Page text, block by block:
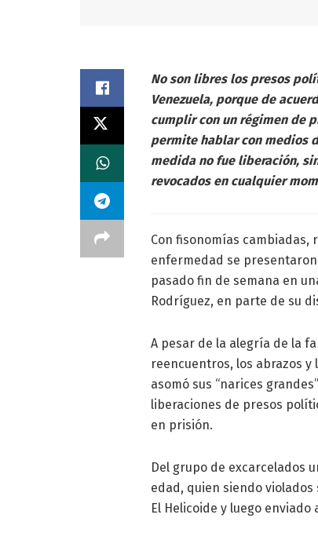
No son libres los presos
Venezuela, porque de
cumplir con un régimen de
permite hablar con medios
medida no fue liberación,
revocados en cualquier
Con fisonomías cambiadas,
enfermedad se
pasado fin de semana en
Rodríguez, en parte de su
A pesar de la alegría de la
reencuentros, los abrazos y
asomó sus “narices
liberaciones de presos
en prisión.
Del grupo de excarcelados
edad, quien siendo
El Helicoide y luego enviado